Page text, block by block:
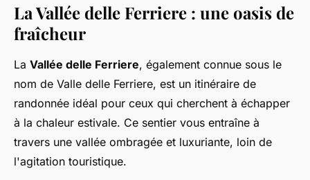
La Vallée delle Ferriere : une oasis de
fraîcheur
La Vallée delle Ferriere, également connue sous le
nom de Valle delle Ferriere, est un itinéraire de
randonnée idéal pour ceux qui cherchent à échapper
à la chaleur estivale. Ce sentier vous entraîne à
travers une vallée ombragée et luxuriante, loin de
l'agitation touristique.